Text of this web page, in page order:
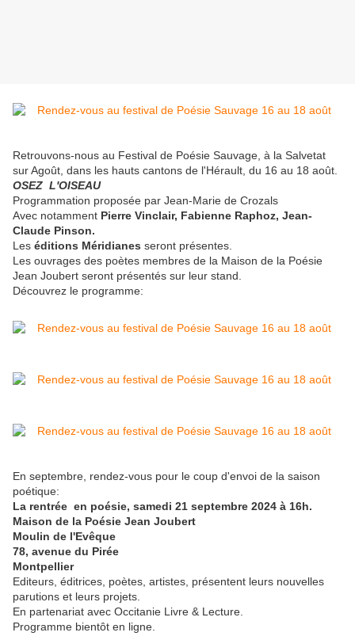
Retrouvons-nous au Festival de Poésie Sauvage, à la Salvetat
sur Agoût, dans les hauts cantons de l'Hérault, du 16 au 18 août.
OSEZ L'OISEAU
Programmation proposée par Jean-Marie de Crozals
Avec notamment Pierre Vinclair, Fabienne Raphoz, Jean-
Claude Pinson.
Les éditions Méridianes seront présentes.
Les ouvrages des poètes membres de la Maison de la Poésie
Jean Joubert seront présentés sur leur stand.
Découvrez le programme:
En septembre, rendez-vous pour le coup d'envoi de la saison
poétique:
La rentrée en poésie, samedi 21 septembre 2024 à 16h.
Maison de la Poésie Jean Joubert
Moulin de l'Evêque
78, avenue du Pirée
Montpellier
Editeurs, éditrices, poètes, artistes, présentent leurs nouvelles
parutions et leurs projets.
En partenariat avec Occitanie Livre & Lecture.
Programme bientôt en ligne.